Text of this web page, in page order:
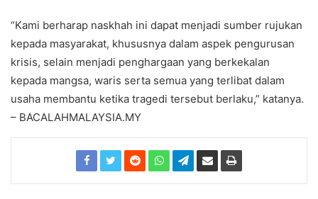
“Kami berharap naskhah ini dapat menjadi sumber rujukan
kepada masyarakat, khususnya dalam aspek pengurusan
krisis, selain menjadi penghargaan yang berkekalan
kepada mangsa, waris serta semua yang terlibat dalam
usaha membantu ketika tragedi tersebut berlaku,” katanya.
– BACALAHMALAYSIA.MY